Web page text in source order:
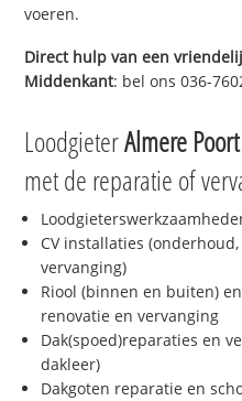
voeren.
Direct hulp van een
Middenkant: bel ons 036-
LoodgieterAlmere
met de reparatie of
CV installaties
vervanging)
Riool (binnen en buiten)
renovatie en vervanging
Dak(spoed)reparaties en
dakleer)
Dakgoten reparatie en